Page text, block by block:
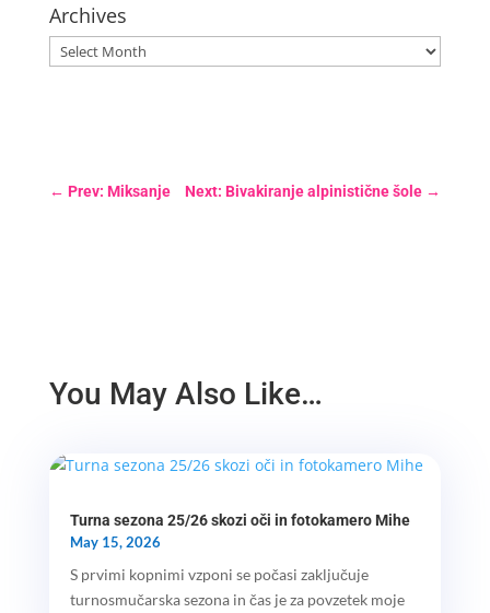
Archives
Archives
← Prev: Miksanje Next: Bivakiranje alpinistične šole →
You May Also Like…
Turna sezona 25/26 skozi oči in fotokamero Mihe
May 15, 2026
S prvimi kopnimi vzponi se počasi zaključuje
turnosmučarska sezona in čas je za povzetek moje